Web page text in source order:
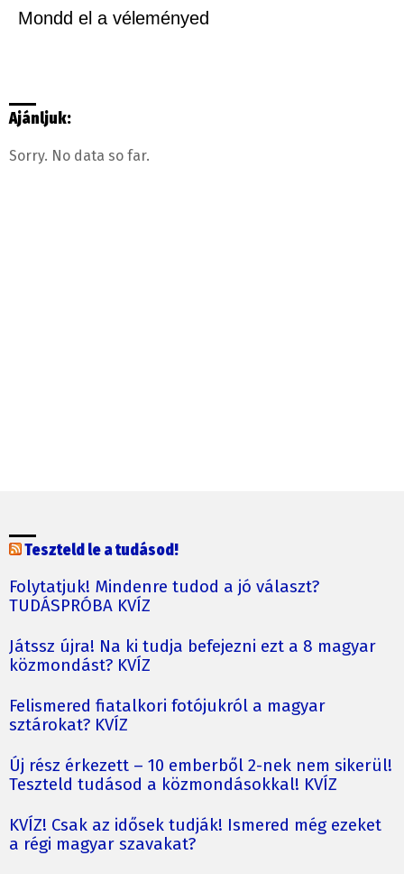
Mondd el a véleményed
Ajánljuk:
Sorry. No data so far.
Teszteld le a tudásod!
Folytatjuk! Mindenre tudod a jó választ?
TUDÁSPRÓBA KVÍZ
Játssz újra! Na ki tudja befejezni ezt a 8 magyar
közmondást? KVÍZ
Felismered fiatalkori fotójukról a magyar
sztárokat? KVÍZ
Új rész érkezett – 10 emberből 2-nek nem sikerül!
Teszteld tudásod a közmondásokkal! KVÍZ
KVÍZ! Csak az idősek tudják! Ismered még ezeket
a régi magyar szavakat?